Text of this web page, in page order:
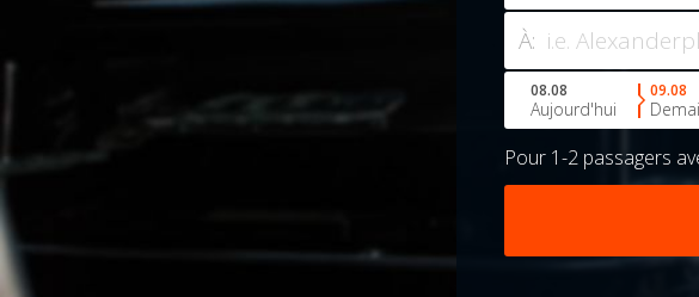
À:
08.08
Aujourd'hui
09.08
Pour 1-2 passagers